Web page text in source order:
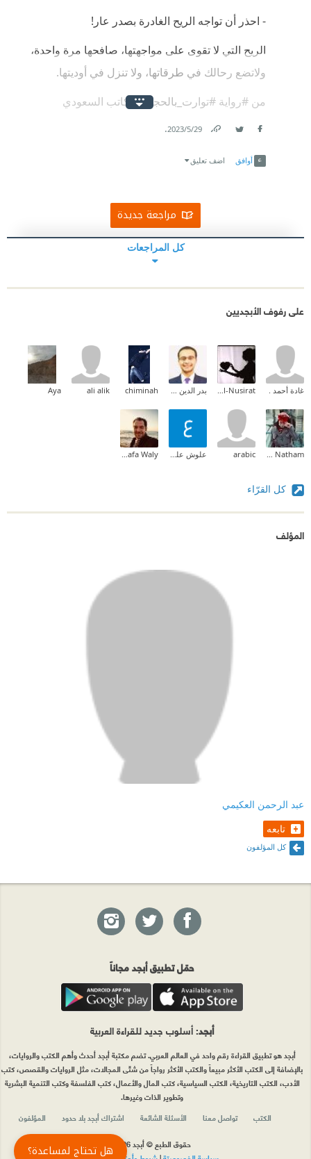
‏- احذر أن تواجه الريح الغادرة بصدر عار!
‏الريح التي لا تقوى على مواجهتها، صافحها مرة واحدة،
ولاتضع رحالك في طرقاتها، ولا تنزل في أوديتها.
‏من ⁧‫#رواية‬⁩ ⁧‫#توارت_بالحجاب‬⁩ للكاتب السعودي
⁧‫#عبدالرحمن_العكيمي‬⁩
29‏/5‏/2023
.
أوافق اضف تعليق
مراجعة جديدة
كل المراجعات
على رفوف الأبجديين
غادة أحمد . chiminah
ali alik
Aya
arabic
كل القرّاء
المؤلف
عبد الرحمن العكيمي
تابعه
كل المؤلفون
حمّل تطبيق أبجد مجاناً
أبجد: أسلوب جديد للقراءة العربية
أبجد هو تطبيق القراءة رقم واحد في العالم العربي. تضم مكتبة أبجد أحدث وأهم الكتب والروايات،
بالإضافة إلى الكتب الأكثر مبيعاً والكتب الأكثر رواجاً من شتّى المجالات، مثل الروايات والقصص، كتب
الأدب، الكتب التاريخية، الكتب السياسية، كتب المال والأعمال، كتب الفلسفة وكتب التنمية البشرية
وتطوير الذات وغيرها.
الكتب
تواصل معنا الأسئلة الشائعة اشتراك أبجد بلا حدود
المؤلفون
حقوق الطبع © أبجد 2026
هل تحتاج لمساعدة؟